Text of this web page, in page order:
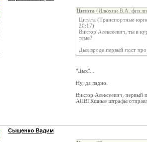
Цитата (Илюхин В.А.
Цитата (Транспортные
20:17)
Виктор Алексеевич, ты в
теме?
Дык вроде первый пост про
"Дык"...
Ну, да ладно.
Виктор Алексеевич, первый
АПВГКшные штрафы
Сыщенко Вадим